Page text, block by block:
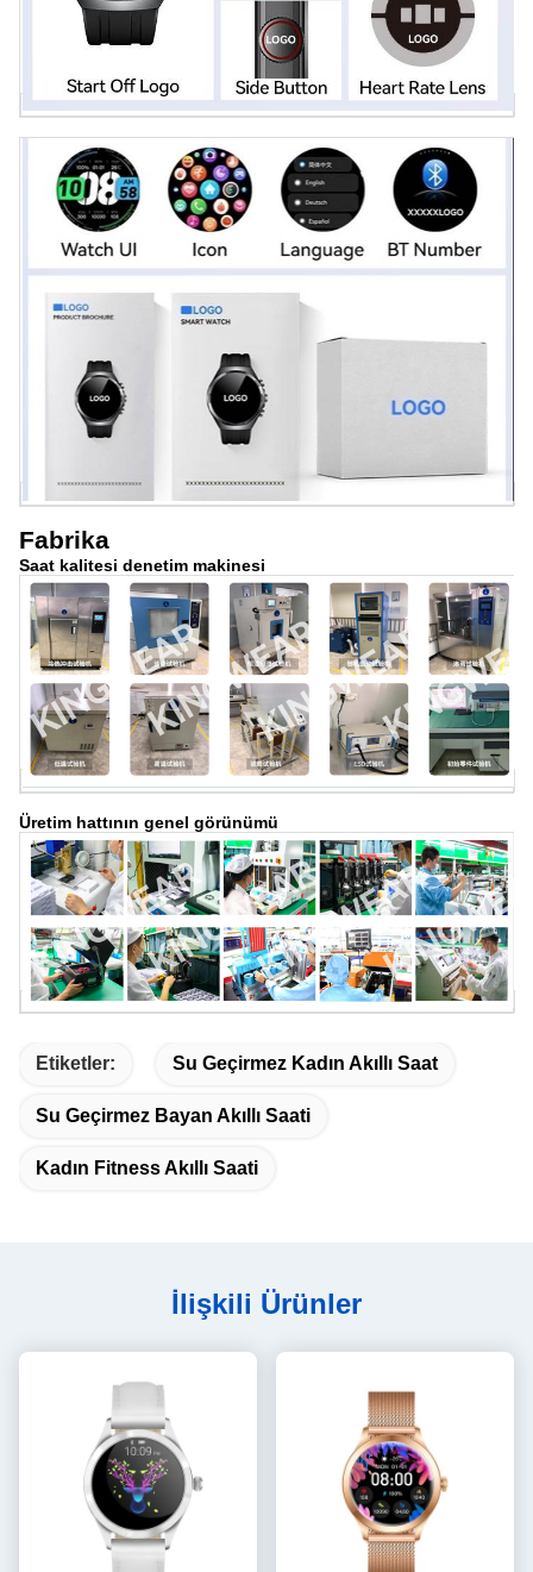
Fabrika
Saat kalitesi denetim makinesi
Üretim hattının genel görünümü
Etiketler: Su Geçirmez Kadın Akıllı Saat
Su Geçirmez Bayan Akıllı Saati
Kadın Fitness Akıllı Saati
İlişkili Ürünler